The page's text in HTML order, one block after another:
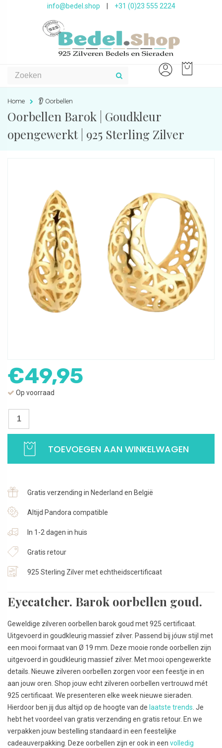
info@bedel.shop +31 (0)23 555 2224
Home 👂 Oorbellen
Oorbellen Barok | Goudkleur
opengewerkt | 925 Sterling Zilver
€49,95
Op voorraad
Oorbellen
Barok
Goudkleur
opengewerkt
925
Sterling
Zilver
TOEVOEGEN AAN WINKELWAGEN
Gratis verzending in Nederland en België
Altijd Pandora compatible
In 1-2 dagen in huis
Gratis retour
925 Sterling Zilver met echtheidscertificaat
Eyecatcher. Barok oorbellen goud.
Geweldige zilveren oorbellen barok goud met 925 certificaat.
Uitgevoerd in goudkleurig massief zilver. Passend bij jóuw stijl met
een mooi formaat van Ø 19 mm. Deze mooie ronde oorbellen zijn
uitgevoerd in goudkleurig massief zilver. Met mooi opengewerkte
details. Nieuwe zilveren oorbellen zorgen voor een feestje in en
aan jouw oren. Shop jouw echt zilveren oorbellen vertrouwd mét
925 certificaat. We presenteren elke week nieuwe sieraden.
Hierdoor ben jij dus altijd op de hoogte van de laatste trends. Je
hebt het voordeel van gratis verzending en gratis retour. En we
verpakken jouw bestelling standaard in een feestelijke
cadeauverpakking. Deze oorbellen zijn er ook in een volledig